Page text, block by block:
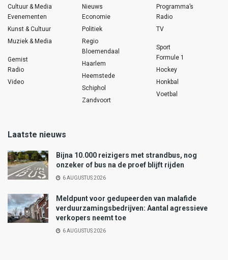
Cultuur & Media
Evenementen
Kunst & Cultuur
Muziek & Media
Gemist
Radio
Video
Nieuws
Economie
Politiek
Regio
Bloemendaal
Haarlem
Heemstede
Schiphol
Zandvoort
Programma’s
Radio
TV
Sport
Formule 1
Hockey
Honkbal
Voetbal
Laatste nieuws
Bijna 10.000 reizigers met strandbus, nog
onzeker of bus na de proef blijft rijden
6 AUGUSTUS 2026
Meldpunt voor gedupeerden van malafide
verduurzamingsbedrijven: Aantal agressieve
verkopers neemt toe
6 AUGUSTUS 2026